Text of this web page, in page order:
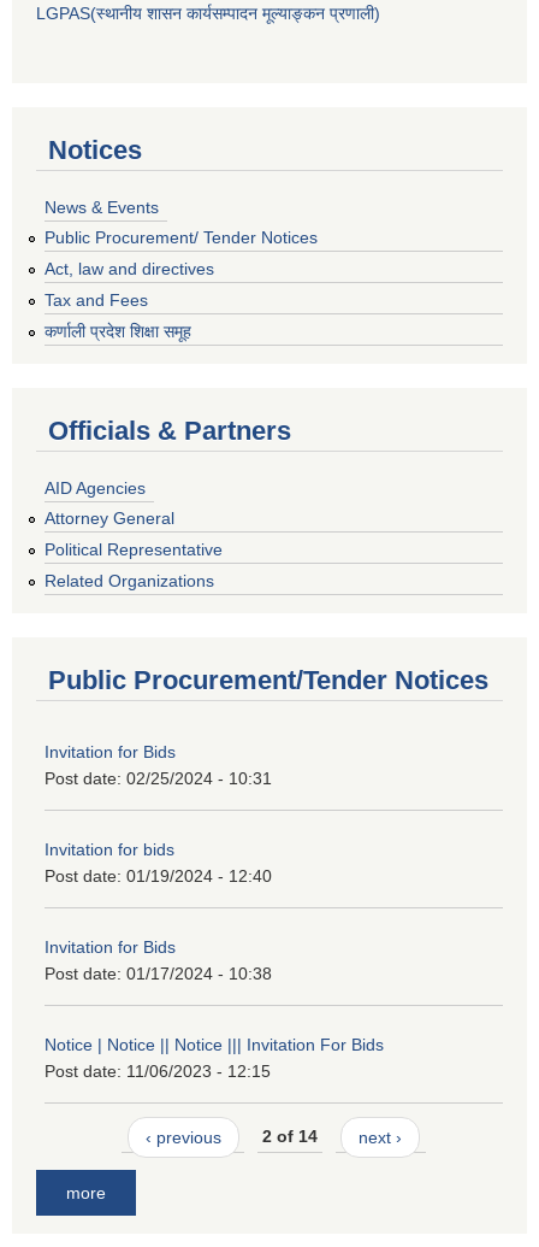
LGPAS(स्थानीय शासन कार्यसम्पादन मूल्याङ्कन प्रणाली)
Notices
News & Events
Public Procurement/ Tender Notices
Act, law and directives
Tax and Fees
कर्णाली प्रदेश शिक्षा समूह
Officials & Partners
AID Agencies
Attorney General
Political Representative
Related Organizations
Public Procurement/Tender Notices
Invitation for Bids
Post date: 02/25/2024 - 10:31
Invitation for bids
Post date: 01/19/2024 - 12:40
Invitation for Bids
Post date: 01/17/2024 - 10:38
Notice | Notice || Notice ||| Invitation For Bids
Post date: 11/06/2023 - 12:15
‹ previous 2 of 14 next ›
more